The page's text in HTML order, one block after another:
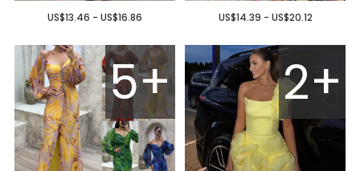
US$14.39 - US$20.12
US$13.46 - US$16.86
2+
5+